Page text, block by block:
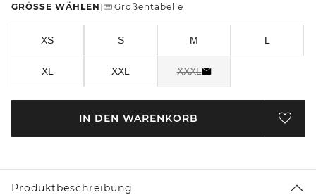
GRÖSSE WÄHLEN Größentabelle
XS S M L
XL XXL XXXL
IN DEN WARENKORB
Produktbeschreibung